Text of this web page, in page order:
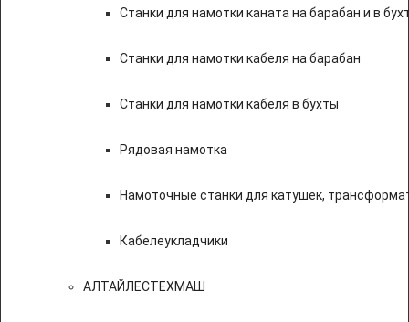
Станки для намотки каната на барабан и в
Станки для намотки кабеля на барабан
Станки для намотки кабеля в бухты
Рядовая намотка
Намоточные станки для катушек,
Кабелеукладчики
АЛТАЙЛЕСТЕХМАШ